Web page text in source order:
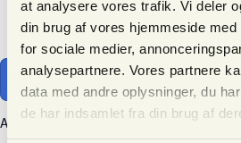
at analysere vores trafik. Vi deler
din brug af vores hjemmeside
for sociale medier,
analysepartnere. Vores partnere
data med andre oplysninger, du
de har indsamlet fra din brug af
Unsubscribe any time.
Continue
All transactions are secured using 256-bit